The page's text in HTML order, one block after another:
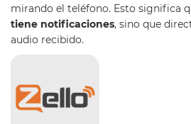
mirando el teléfono. Esto significa
tiene notificaciones, sino que
audio recibido.